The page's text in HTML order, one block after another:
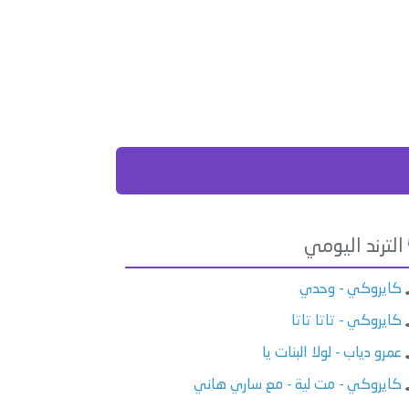
الترند اليومي
كايروكي - وحدي
كايروكي - تاتا تاتا
عمرو دياب - لولا البنات يا
كايروكي - مت لية - مع ساري هاني